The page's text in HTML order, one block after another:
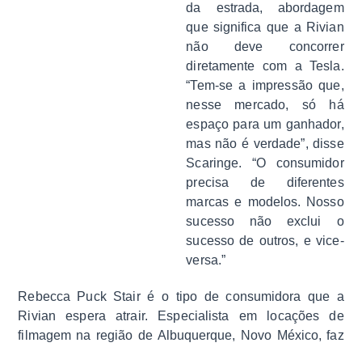
da estrada, abordagem
que significa que a Rivian
não deve concorrer
diretamente com a Tesla.
“Tem-se a impressão que,
nesse mercado, só há
espaço para um ganhador,
mas não é verdade”, disse
Scaringe. “O consumidor
precisa de diferentes
marcas e modelos. Nosso
sucesso não exclui o
sucesso de outros, e vice-
versa.”
Rebecca Puck Stair é o tipo de consumidora que a
Rivian espera atrair. Especialista em locações de
filmagem na região de Albuquerque, Novo México, faz